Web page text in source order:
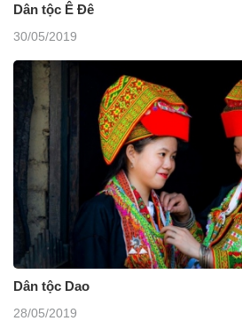
Dân tộc Ê Đê
30/05/2019
Dân tộc Dao
28/05/2019